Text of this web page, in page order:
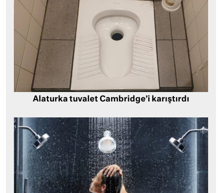
Alaturka tuvalet Cambridge’i karıştırdı